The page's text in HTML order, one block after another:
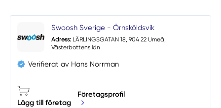
Swoosh Sverige - Örnsköldsvik
Adress:LÄRLINGSGATAN 18, 904 22 Umeå,
Västerbottens län
Verifierat av Hans Norrman
Lägg till företag
Företagsprofil